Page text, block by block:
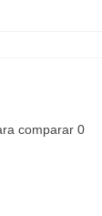
comparar 0